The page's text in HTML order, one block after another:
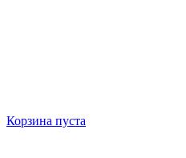
Корзина пуста